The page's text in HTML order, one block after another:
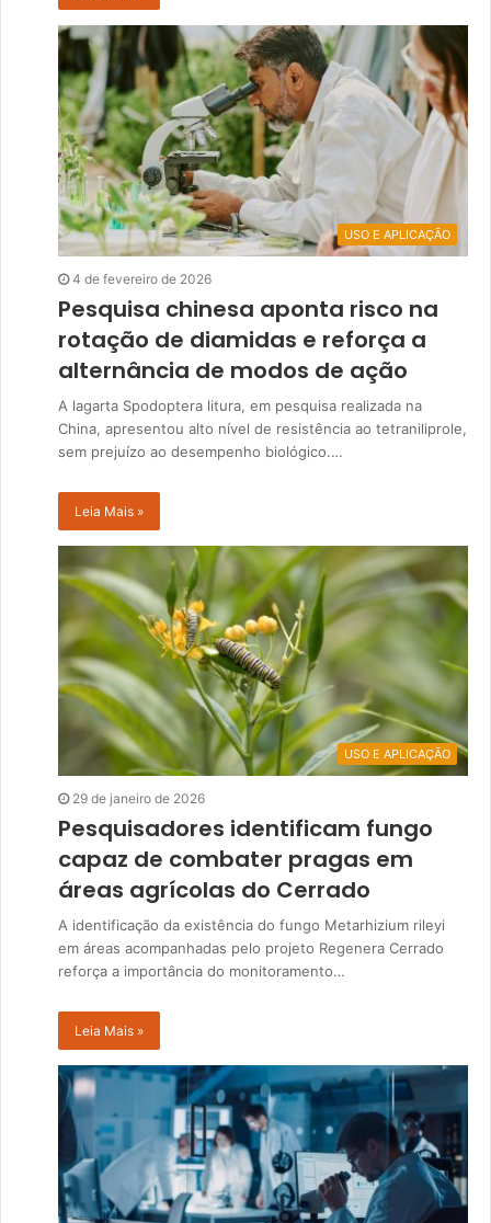
USO E APLICAÇÃO
4 de fevereiro de 2026
Pesquisa chinesa aponta risco na
rotação de diamidas e reforça a
alternância de modos de ação
A lagarta Spodoptera litura, em pesquisa realizada na
China, apresentou alto nível de resistência ao tetraniliprole,
sem prejuízo ao desempenho biológico.…
Leia Mais »
USO E APLICAÇÃO
29 de janeiro de 2026
Pesquisadores identificam fungo
capaz de combater pragas em
áreas agrícolas do Cerrado
A identificação da existência do fungo Metarhizium rileyi
em áreas acompanhadas pelo projeto Regenera Cerrado
reforça a importância do monitoramento…
Leia Mais »